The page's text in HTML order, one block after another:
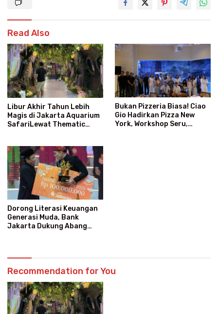
Read Also
Libur Akhir Tahun Lebih
Magis di Jakarta Aquarium
SafariLewat Thematic
Bukan Pizzeria Biasa! Ciao
Gio Hadirkan Pizza New
York, Workshop Seru,
Dorong Literasi Keuangan
Generasi Muda, Bank
Jakarta Dukung Abang
Recommendation for You